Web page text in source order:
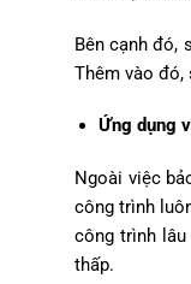
Bên cạnh đó,
Thêm vào đó,
Ứng dụng
Ngoài việc
công trình
công trình
thấp.